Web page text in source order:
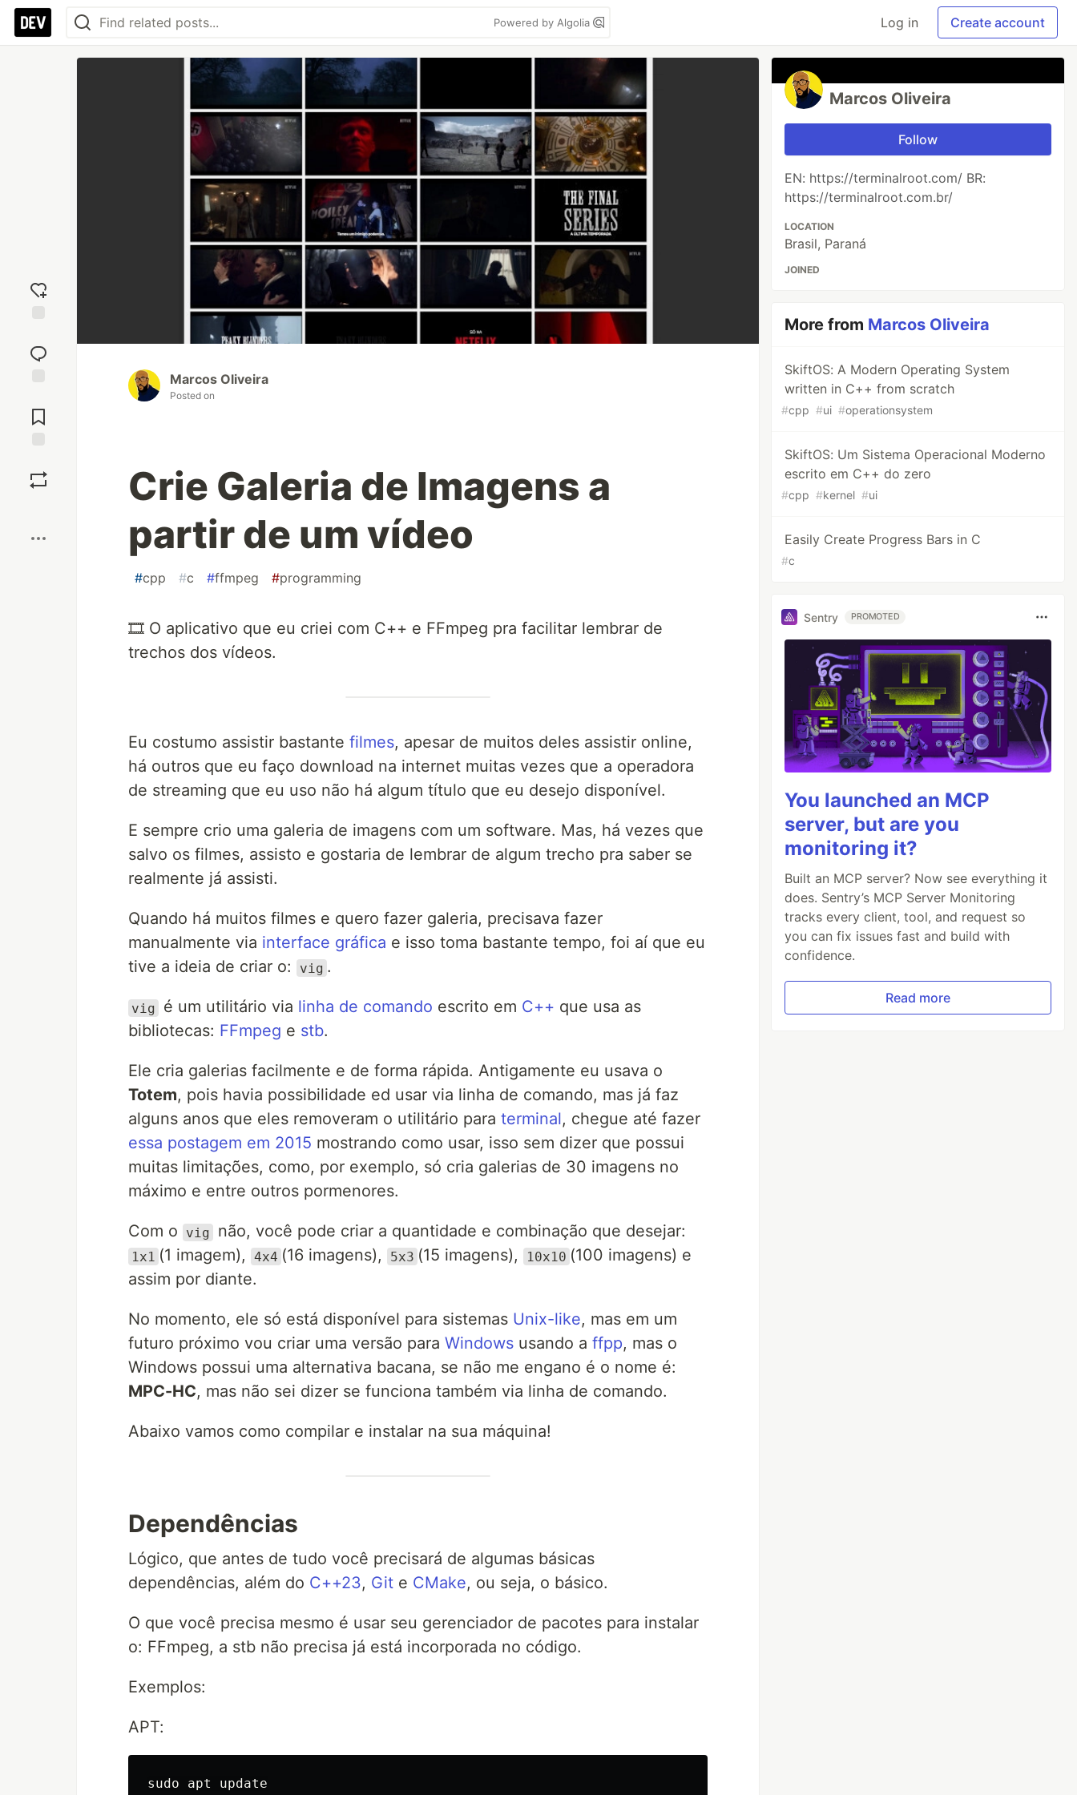
Powered by Algolia Log in Create account
reaction
Comments
Marcos Oliveira
Posted on
Crie Galeria de Imagens a
partir de um vídeo
#cpp #c #ffmpeg #programming
🎞️ O aplicativo que eu criei com C++ e FFmpeg pra facilitar lembrar de
trechos dos vídeos.
Eu costumo assistir bastante filmes, apesar de muitos deles assistir online,
há outros que eu faço download na internet muitas vezes que a operadora
de streaming que eu uso não há algum título que eu desejo disponível.
E sempre crio uma galeria de imagens com um software. Mas, há vezes que
salvo os filmes, assisto e gostaria de lembrar de algum trecho pra saber se
realmente já assisti.
Quando há muitos filmes e quero fazer galeria, precisava fazer
manualmente via interface gráfica e isso toma bastante tempo, foi aí que eu
tive a ideia de criar o:
vig .
vig é um utilitário via linha de comando escrito em C++ que usa as
bibliotecas: FFmpeg e stb.
Ele cria galerias facilmente e de forma rápida. Antigamente eu usava o
Totem, pois havia possibilidade ed usar via linha de comando, mas já faz
alguns anos que eles removeram o utilitário para terminal, chegue até fazer
essa postagem em 2015 mostrando como usar, isso sem dizer que possui
muitas limitações, como, por exemplo, só cria galerias de 30 imagens no
máximo e entre outros pormenores.
Com o vig não, você pode criar a quantidade e combinação que desejar:
1x1 (1 imagem), 4x4 (16 imagens), 5x3 (15 imagens), 10x10 (100 imagens) e
assim por diante.
No momento, ele só está disponível para sistemas Unix-like, mas em um
futuro próximo vou criar uma versão para Windows usando a ffpp, mas o
Windows possui uma alternativa bacana, se não me engano é o nome é:
MPC-HC, mas não sei dizer se funciona também via linha de comando.
Abaixo vamos como compilar e instalar na sua máquina!
Dependências
Lógico, que antes de tudo você precisará de algumas básicas
dependências, além do C++23, Git e CMake, ou seja, o básico.
O que você precisa mesmo é usar seu gerenciador de pacotes para instalar
o: FFmpeg, a stb não precisa já está incorporada no código.
Exemplos:
APT:
sudo
Marcos Oliveira
Follow
EN: https://terminalroot.com/ BR:
https://terminalroot.com.br/
LOCATION
Brasil, Paraná
JOINED
More from Marcos Oliveira
SkiftOS: A Modern Operating System
written in C++ from scratch
#cpp #ui #operationsystem
SkiftOS: Um Sistema Operacional Moderno
escrito em C++ do zero
#cpp #kernel #ui
Easily Create Progress Bars in C
#c
Sentry PROMOTED
You launched an MCP
server, but are you
monitoring it?
Built an MCP server? Now see everything it
does. Sentry’s MCP Server Monitoring
tracks every client, tool, and request so
you can fix issues fast and build with
confidence.
Read more